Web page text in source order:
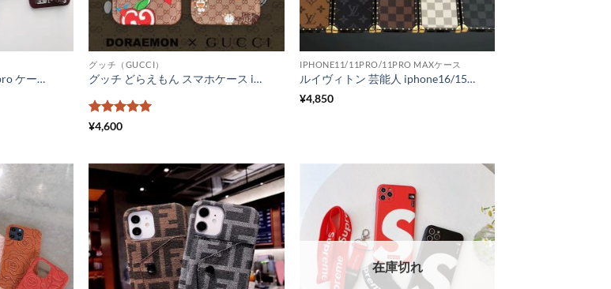
dior 風 iphone16pro/15pro ケース カード 収納 ディオール iphone14pro max 携帯ケース オブリーク ジャカード スマホケース14 ペア iphone13pro max/12カバー ハイブランド 女子 アイフォン11 保護ケース お揃い
グッチ（GUCCI）
グッチ どらえもん スマホケース iphone15 ペア gucci ノースフェイス コラボ iPhone14/14pro max ケース ブランド ノースフェイス グッチ iPhone13ケース うしえもん iphoneケース 12pro/11
5段階中
¥4,600
IPHONE11/11PRO/11PRO MAXケース
ルイヴィトン 芸能人 iphone16/15proケース メンズ トランク型 iphone14pro/14pro max ケース シュプリーム ヴィトン 携帯ケース iphone13 ストラップ iphone12pro/11promax ケース ペア 大人 ブランド
¥4,850
在庫切れ